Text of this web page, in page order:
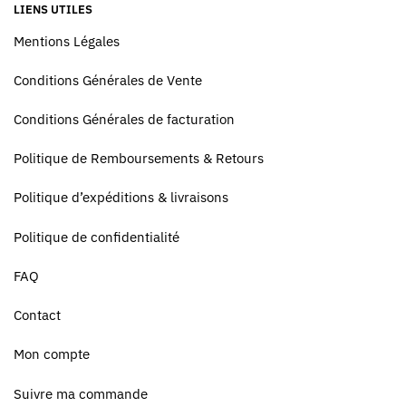
LIENS UTILES
Mentions Légales
Conditions Générales de Vente
Conditions Générales de facturation
Politique de Remboursements & Retours
Politique d’expéditions & livraisons
Politique de confidentialité
FAQ
Contact
Mon compte
Suivre ma commande